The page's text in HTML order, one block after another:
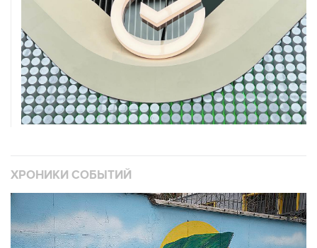
ХРОНИКИ СОБЫТИЙ